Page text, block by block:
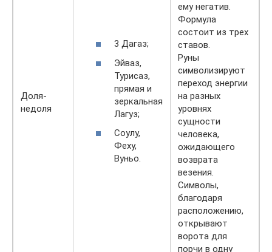
Доля-
недоля
3 Дагаз;
Эйваз,
Турисаз,
прямая и
зеркальная
Лагуз;
Соулу,
Феху,
Вуньо.
ему негатив.
Формула
состоит из трех
ставов.
Руны
символизируют
переход энергии
на разных
уровнях
сущности
человека,
ожидающего
возврата
везения.
Символы,
благодаря
расположению,
открывают
ворота для
порчи в одну